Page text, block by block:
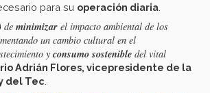
para su operación diaria
de minimizar el impacto ambiental de los
un cambio cultural en el
y consumo sostenible del vital
Adrián Flores, vicepresidente de la
del Tec